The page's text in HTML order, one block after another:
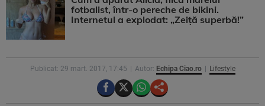
fotbalist, într-o pereche de bikini.
Internetul a explodat: „Zeiță superbă!”
Publicat: 29 mart. 2017, 17:45 Autor: Echipa Ciao.ro Lifestyle